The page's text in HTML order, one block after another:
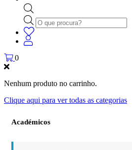
Products
search
0
Nenhum produto no carrinho.
Clique aqui para ver todas as categorias
Académicos